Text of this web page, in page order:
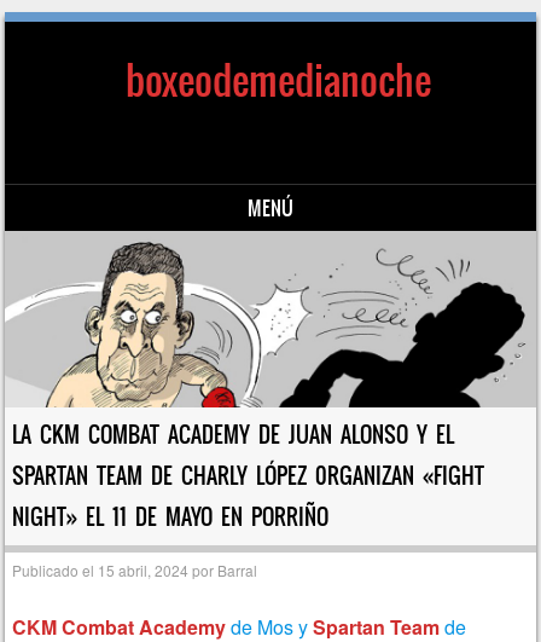
boxeodemedianoche
MENÚ
Saltar al contenido
LA CKM COMBAT ACADEMY DE JUAN ALONSO Y EL
SPARTAN TEAM DE CHARLY LÓPEZ 0RGANIZAN «FIGHT
NIGHT» EL 11 DE MAYO EN PORRIÑO
Publicado el 15 abril, 2024 por Barral
CKM Combat Academyde Mos ySpartan Teamde